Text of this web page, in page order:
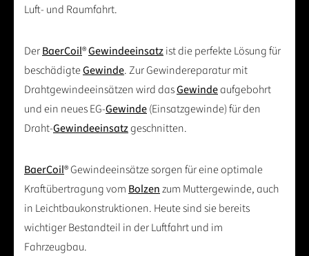
Luft- und Raumfahrt.
DerBaerCoil®Gewindeeinsatzist die perfekte Lösung für
beschädigteGewinde. Zur Gewindereparatur mit
Drahtgewindeeinsätzen wird dasGewindeaufgebohrt
und ein neues EG-Gewinde(Einsatzgewinde) für den
Draht-Gewindeeinsatzgeschnitten.
BaerCoil® Gewindeeinsätze sorgen für eine optimale
Kraftübertragung vom Bolzenzum Muttergewinde, auch
in Leichtbaukonstruktionen. Heute sind sie bereits
wichtiger Bestandteil in der Luftfahrt und im
Fahrzeugbau.